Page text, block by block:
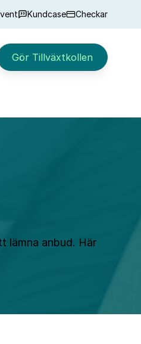
Kundcase Checkar
Gör Tillväxtkollen
lämna anbud. Här